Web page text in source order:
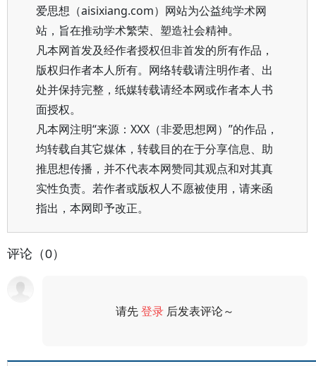
爱思想（aisixiang.com）网站为公益纯学术网
站，旨在推动学术繁荣、塑造社会精神。
凡本网首发及经作者授权但非首发的所有作品，
版权归作者本人所有。网络转载请注明作者、出
处并保持完整，纸媒转载请经本网或作者本人书
面授权。
凡本网注明“来源：XXX（非爱思想网）”的作品，
均转载自其它媒体，转载目的在于分享信息、助
推思想传播，并不代表本网赞同其观点和对其真
实性负责。若作者或版权人不愿被使用，请来函
指出，本网即予改正。
评论（0）
请先登录 后发表评论～